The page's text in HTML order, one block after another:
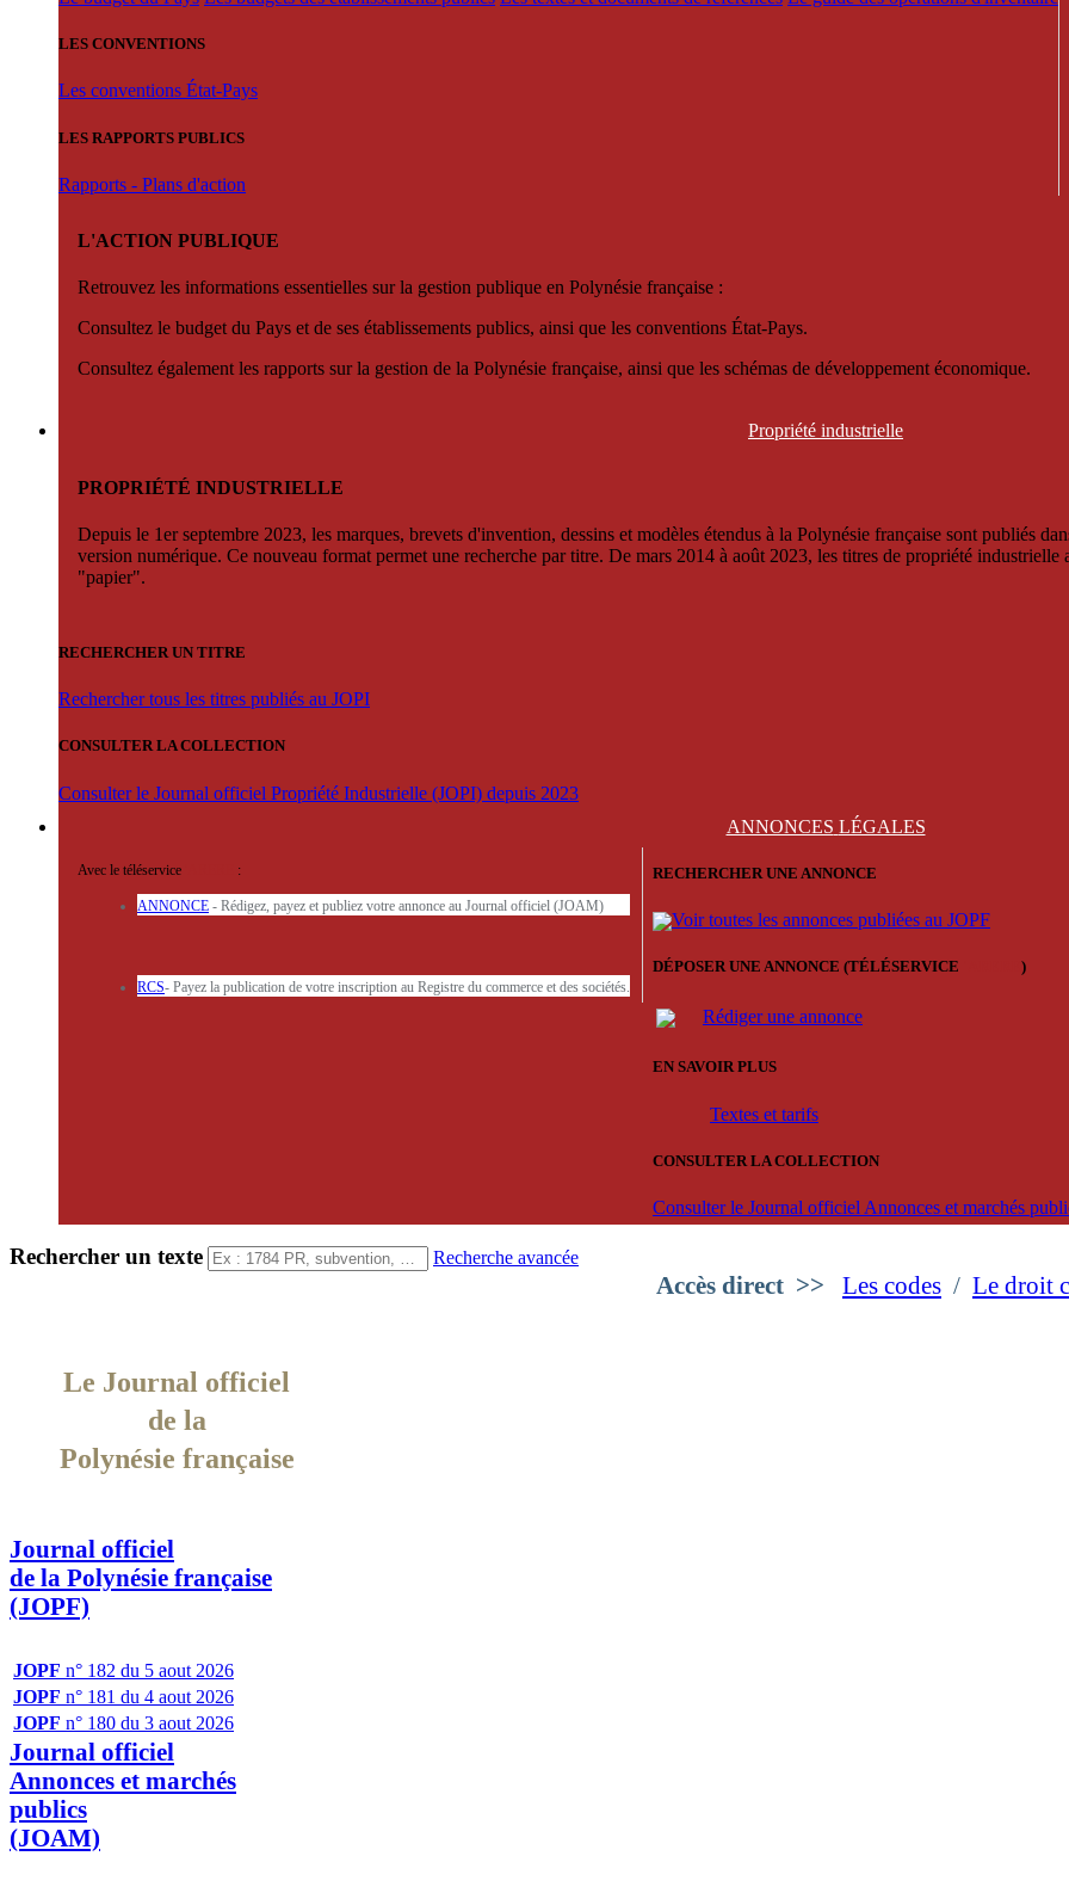
LES CONVENTIONS
Les conventions État-Pays
LES RAPPORTS PUBLICS
Rapports - Plans d'action
L'ACTION PUBLIQUE
Retrouvez les informations essentielles sur la gestion publique en Polynésie française :
Consultez le budget du Pays et de ses établissements publics, ainsi que les conventions État-Pays.
Consultez également les rapports sur la gestion de la Polynésie française, ainsi que les schémas de développement économique.
Propriété industrielle
PROPRIÉTÉ INDUSTRIELLE
Depuis le 1er septembre 2023, les marques, brevets d'invention, dessins et modèles étendus à la Polynésie française sont publiés
version numérique. Ce nouveau format permet une recherche par titre. De mars 2014 à août 2023, les titres de propriété
"papier".
RECHERCHER UN TITRE
Rechercher tous les titres publiés au JOPI
CONSULTER LA COLLECTION
Consulter le Journal officiel Propriété Industrielle (JOPI) depuis 2023
ANNONCES LÉGALES
Avec le téléservice :
ANNONCE - Rédigez, payez et publiez votre annonce au Journal officiel (JOAM)
RCS- Payez la publication de votre inscription au Registre du commerce et des sociétés.
RECHERCHER UNE ANNONCE
Voir toutes les annonces publiées au JOPF
DÉPOSER UNE ANNONCE (TÉLÉSERVICE )
Rédiger une annonce
EN SAVOIR PLUS
Textes et tarifs
CONSULTER LA COLLECTION
Consulter le Journal officiel Annonces et marchés
Rechercher un texte Recherche avancée
Accès direct >> Les codes / Le droit
Le Journal officiel
de la
Polynésie française
Journal officiel
de la Polynésie française
(JOPF)
JOPF n° 182 du 5 aout 2026
JOPF n° 181 du 4 aout 2026
JOPF n° 180 du 3 aout 2026
Journal officiel
Annonces et marchés
publics
(JOAM)